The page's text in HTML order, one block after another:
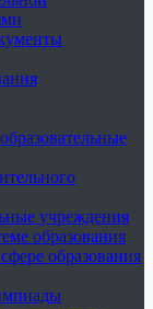
учреждения
образования
образования